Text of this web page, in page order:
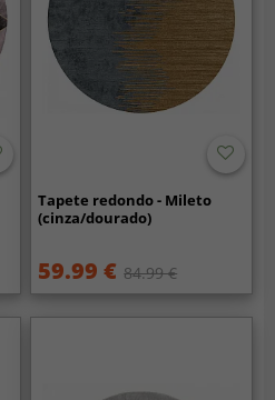
Tapete redondo - Mileto
(cinza/dourado)
59.99 € 84.99 €